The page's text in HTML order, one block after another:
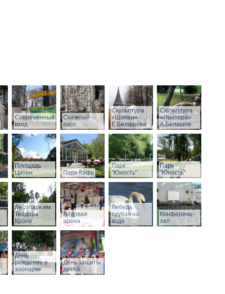
Современный
вход
Снежный
барс
Скульптура
«Шопен»
Е.Белашова
Скульптура
«Пантера»
А.Белашов
Площадь
Цитен
Парк-Кафе
Парк
"Юность"
Парк
"Юность"
Лесопарк им.
Теодора
Кроне
Ледовая
арена
Лебедь
трубач на
воде
Конференц-
зал
День
рождение в
зоопарке
День защиты
детей